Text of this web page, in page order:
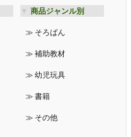
商品ジャンル別
そろばん
補助教材
幼児玩具
書籍
その他